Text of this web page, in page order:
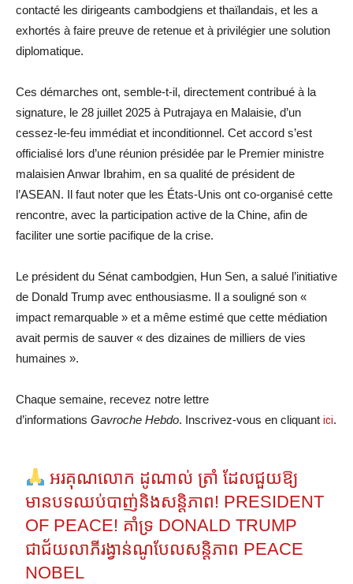
contacté les dirigeants cambodgiens et thaïlandais, et les a
exhortés à faire preuve de retenue et à privilégier une solution
diplomatique.
Ces démarches ont, semble-t-il, directement contribué à la
signature, le 28 juillet 2025 à Putrajaya en Malaisie, d’un
cessez-le-feu immédiat et inconditionnel. Cet accord s’est
officialisé lors d’une réunion présidée par le Premier ministre
malaisien Anwar Ibrahim, en sa qualité de président de
l’ASEAN. Il faut noter que les États-Unis ont co-organisé cette
rencontre, avec la participation active de la Chine, afin de
faciliter une sortie pacifique de la crise.
Le président du Sénat cambodgien, Hun Sen, a salué l’initiative
de Donald Trump avec enthousiasme. Il a souligné son «
impact remarquable » et a même estimé que cette médiation
avait permis de sauver « des dizaines de milliers de vies
humaines ».
Chaque semaine, recevez notre lettre
d’informations Gavroche Hebdo. Inscrivez-vous en cliquant ici.
អរគុណលោក ដូណាល់ ត្រាំ ដែលជួយឱ្យ
មានបទឈប់បាញ់និងសន្តិភាព! PRESIDENT
OF PEACE! គាំទ្រ DONALD TRUMP
ជាជ័យលាភីរង្វាន់ណូបែលសន្តិភាព PEACE
NOBEL